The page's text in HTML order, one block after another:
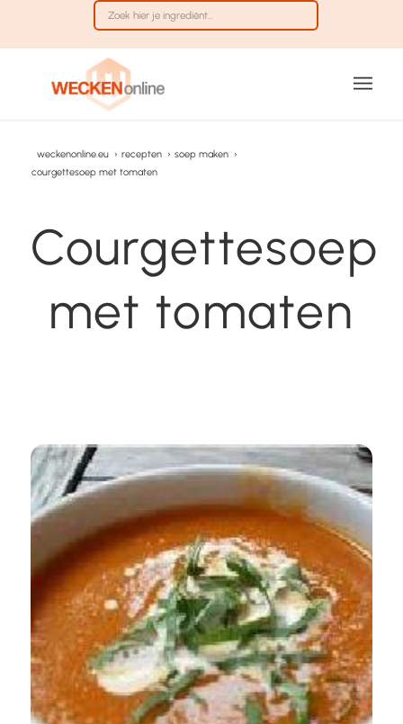
weckenonline.eu › recepten › soep maken ›
courgettesoep met tomaten
Courgettesoep
met tomaten